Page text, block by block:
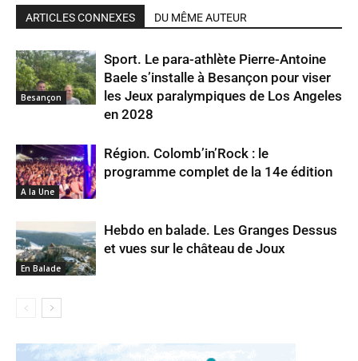
ARTICLES CONNEXES DU MÊME AUTEUR
Besançon
Sport. Le para-athlète Pierre-Antoine
Baele s’installe à Besançon pour viser
les Jeux paralympiques de Los Angeles
en 2028
A la Une
Région. Colomb’in’Rock : le
programme complet de la 14e édition
En Balade
Hebdo en balade. Les Granges Dessus
et vues sur le château de Joux